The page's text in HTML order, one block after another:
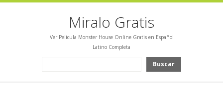
Miralo Gratis
Ver Pelicula Monster House Online Gratis en Español
Latino Completa
Buscar